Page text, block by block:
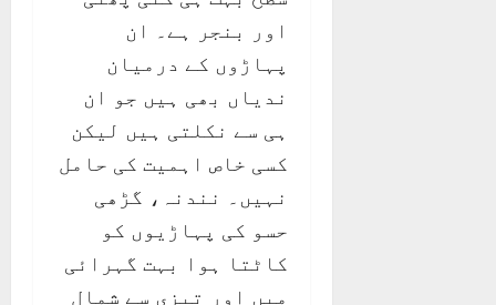
اور بنجر ہے۔ ان
پہاڑوں کے درمیان
ندیاں بھی ہیں جو ان
ہی سے نکلتی ہیں لیکن
کسی خاص اہمیت کی حامل
نہیں۔ نندنہ، گڑھی
حسو کی پہاڑیوں کو
کاٹتا ہوا بہت گہرائی
میں اور تیزی سے شمال